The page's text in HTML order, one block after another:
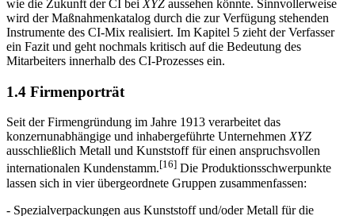
Konzeptes, dieser Abschnitt gibt auch gleichzeitig einen Ausblick
wie die Zukunft der CI beiXYZaussehen könnte. Sinnvollerweise
wird der Maßnahmenkatalog durch die zur Verfügung stehenden
Instrumente des CI-Mix realisiert. Im Kapitel 5 zieht der Verfasser
ein Fazit und geht nochmals kritisch auf die Bedeutung des
1.4 Firmenporträt
Seit der Firmengründung im Jahre 1913 verarbeitet das
konzernunabhängige und inhabergeführte UnternehmenXYZ
ausschließlich Metall und Kunststoff für einen anspruchsvollen
internationalen Kundenstamm.[16]Die Produktionsschwerpunkte